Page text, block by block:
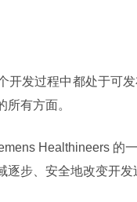
开发过程中都处于可
有方面。
Healthineers 的
步、安全地改变开发